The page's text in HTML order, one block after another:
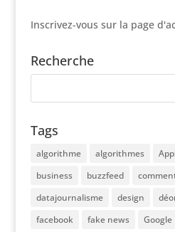
Inscrivez-vous sur la page
Recherche
Tags
algorithme algorithmes
business
buzzfeed
datajournalisme
design
facebook
fake news Google